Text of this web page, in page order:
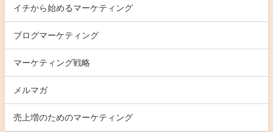
イチから始めるマーケティング
ブログマーケティング
マーケティング戦略
メルマガ
売上増のためのマーケティング